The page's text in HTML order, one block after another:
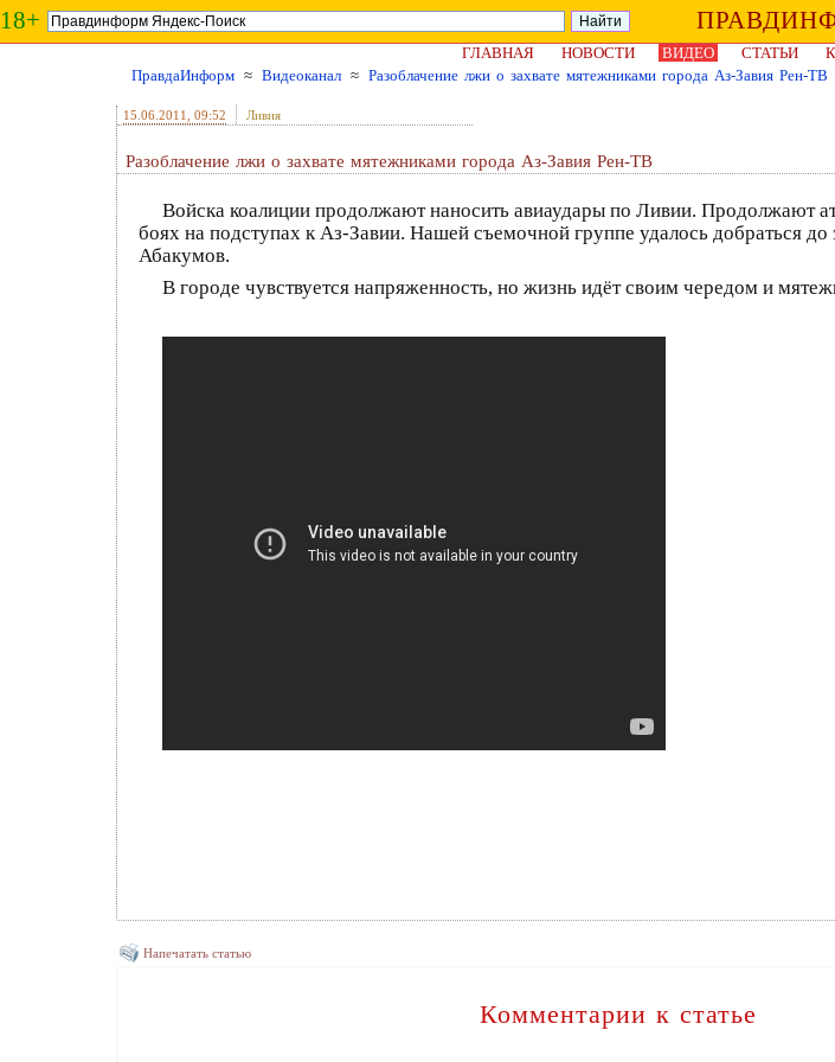
18+
ГЛАВНАЯ
НОВОСТИ ВИДЕО СТАТЬИ
ПравдаИнформ ≈ Видеоканал ≈ Разоблачение лжи о захвате мятежниками города Аз-Завия Рен-ТВ
15.06.2011 , 09:52 Ливия
Разоблачение лжи о захвате мятежниками города Аз-Завия Рен-ТВ
Войска коалиции продолжают наносить авиаудары по Ливии. Продолжают
боях на подступах к Аз-Завии. Нашей съемочной группе удалось добраться
Абакумов.
В городе чувствуется напряженность, но жизнь идёт своим чередом и
Напечатать статью
Комментарии к статье